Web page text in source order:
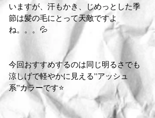
いますが、汗もかき、じめっとした季
節は髪の毛にとって天敵ですよ
ね。。。💦
今回おすすめするのは同じ明るさでも
涼しげで軽やかに見える”アッシュ
系”カラーです⭐️